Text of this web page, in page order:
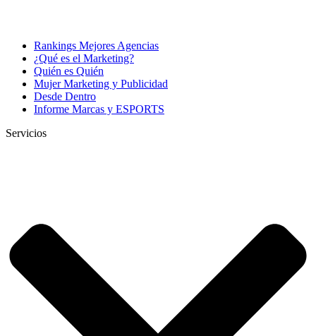
Rankings Mejores Agencias
¿Qué es el Marketing?
Quién es Quién
Mujer Marketing y Publicidad
Desde Dentro
Informe Marcas y ESPORTS
Servicios